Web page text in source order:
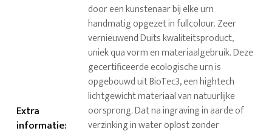
Extra
informatie:
door een kunstenaar bij elke urn
handmatig opgezet in fullcolour. Zeer
vernieuwend Duits kwaliteitsproduct,
uniek qua vorm en materiaalgebruik. Deze
gecertificeerde ecologische urn is
opgebouwd uit BioTec3, een hightech
lichtgewicht materiaal van natuurlijke
oorsprong. Dat na ingraving in aarde of
verzinking in water oplost zonder